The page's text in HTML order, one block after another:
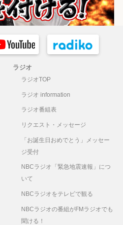
ラジオ
ラジオTOP
ラジオ information
ラジオ番組表
リクエスト・メッセージ
「お誕生日おめでとう」メッセー
ジ受付
NBCラジオ「緊急地震速報」につ
いて
NBCラジオをテレビで観る
NBCラジオの番組がFMラジオでも
聞ける！